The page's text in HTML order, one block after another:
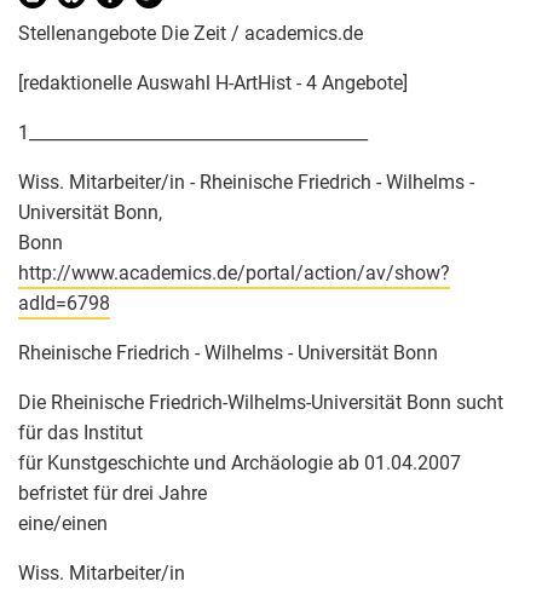
Stellenangebote Die Zeit / academics.de
[redaktionelle Auswahl H-ArtHist - 4 Angebote]
1________________________________________
Wiss. Mitarbeiter/in - Rheinische Friedrich - Wilhelms -
Universität Bonn,
Bonn
http://www.academics.de/portal/action/av/show?
adId=6798
Rheinische Friedrich - Wilhelms - Universität Bonn
Die Rheinische Friedrich-Wilhelms-Universität Bonn sucht
für das Institut
für Kunstgeschichte und Archäologie ab 01.04.2007
befristet für drei Jahre
eine/einen
Wiss. Mitarbeiter/in